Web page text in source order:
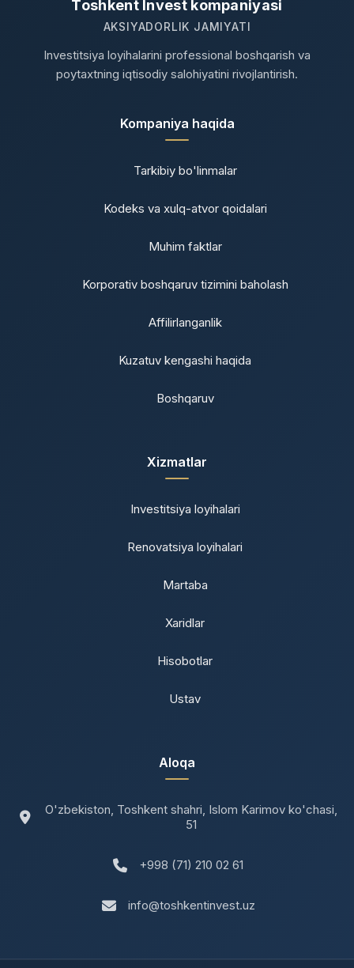
Toshkent Invest kompaniyasi
AKSIYADORLIK JAMIYATI
Investitsiya loyihalarini professional boshqarish va
poytaxtning iqtisodiy salohiyatini rivojlantirish.
Kompaniya haqida
Tarkibiy bo'linmalar
Kodeks va xulq-atvor qoidalari
Muhim faktlar
Korporativ boshqaruv tizimini baholash
Affilirlanganlik
Kuzatuv kengashi haqida
Boshqaruv
Xizmatlar
Investitsiya loyihalari
Renovatsiya loyihalari
Martaba
Xaridlar
Hisobotlar
Ustav
Aloqa
O'zbekiston, Toshkent shahri, Islom Karimov ko'chasi,
51
+998 (71) 210 02 61
info@toshkentinvest.uz